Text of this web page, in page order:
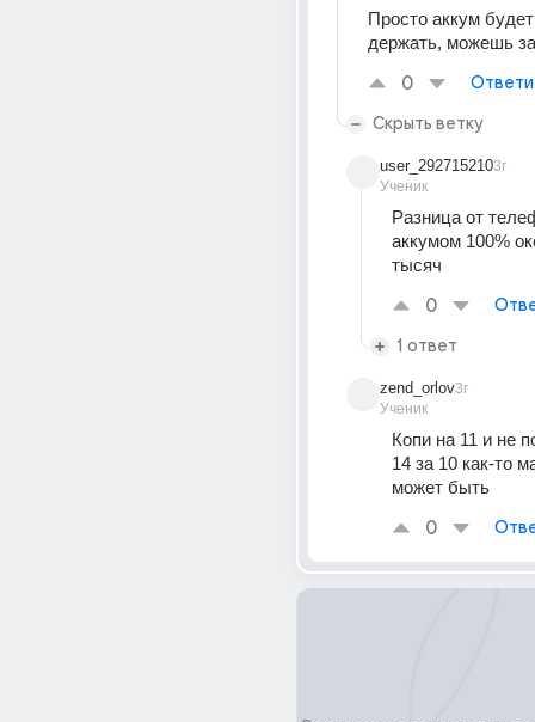
Просто аккум
держать, можешь
0
Скрыть ветку
user_292715210
Ученик
3г
Разница от
аккумом 100%
тысяч
0
1 ответ
zend_orlov
Ученик
3г
Копи на 11 и не
14 за 10 как-то
может быть
0